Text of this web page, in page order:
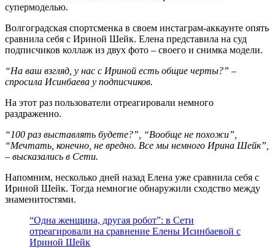
супермоделью.
Волгоградская спортсменка в своем инстаграм-аккаунте опять
сравнила себя с Ириной Шейк. Елена представила на суд
подписчиков коллаж из двух фото – своего и снимка модели.
“На ваш взгляд, у нас с Ириной есть общие черты?” –
спросила Исинбаева у подписчиков.
На этот раз пользователи отреагировали немного
раздраженно.
“100 раз выставлять будете?”, “Вообще не похожи”,
“Мечтать, конечно, не вредно. Все мы немного Ирина Шейк”,
– высказались в Сети.
Напомним, несколько дней назад Елена уже сравнила себя с
Ириной Шейк. Тогда немногие обнаружили сходство между
знаменитостями.
“Одна женщина, другая робот”: в Сети
отреагировали на сравнение Елены Исинбаевой с
Ириной Шейк